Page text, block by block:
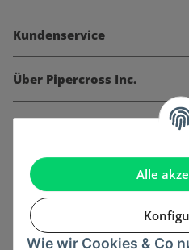
Alle
Wie wir Cookies & Co
Kundenservice
Über Pipercross Inc.
Informationen
Gesetzliche Informationen